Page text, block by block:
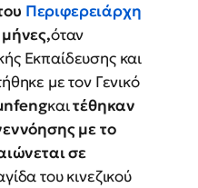
Περιφερειάρχη
όταν
Εκπαίδευσης και
με τον Γενικό
καιτέθηκαν
με το
σε
του κινεζικού